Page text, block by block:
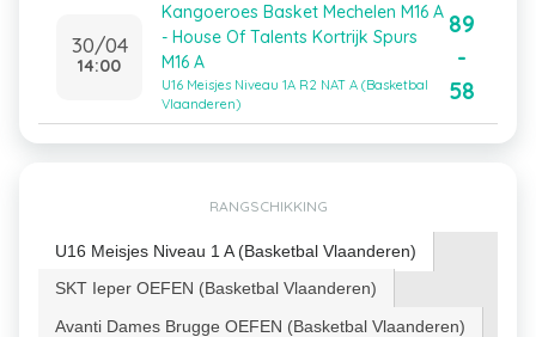
30/04
14:00
Kangoeroes Basket Mechelen M16 A
- House Of Talents Kortrijk Spurs
M16 A
U16 Meisjes Niveau 1A R2 NAT A (Basketbal
Vlaanderen)
89
-
58
RANGSCHIKKING
U16 Meisjes Niveau 1 A (Basketbal Vlaanderen)
SKT Ieper OEFEN (Basketbal Vlaanderen)
Avanti Dames Brugge OEFEN (Basketbal Vlaanderen)